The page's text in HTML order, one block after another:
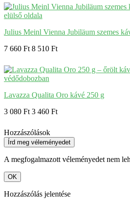
Julius Meinl Vienna Jubiläum szemes
7 660 Ft 8 510 Ft
Lavazza Qualita Oro kávé 250 g
3 080 Ft 3 460 Ft
Hozzászólások
Írd meg véleményedet
A megfogalmazott véleményedet nem
OK
Hozzászólás jelentése